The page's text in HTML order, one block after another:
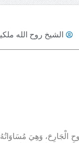
الشيخ روح الله
الْجَارِحَ، وَهِيَ